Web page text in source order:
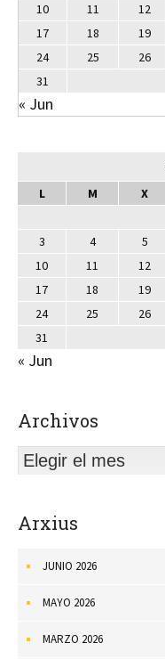
10
11 12
17
18 19
24
25 26
31
« Jun
L
M X
3
4 5
10
11 12
17
18 19
24
25 26
31
« Jun
Archivos
Elegir el mes
Arxius
JUNIO 2026
MAYO 2026
MARZO 2026